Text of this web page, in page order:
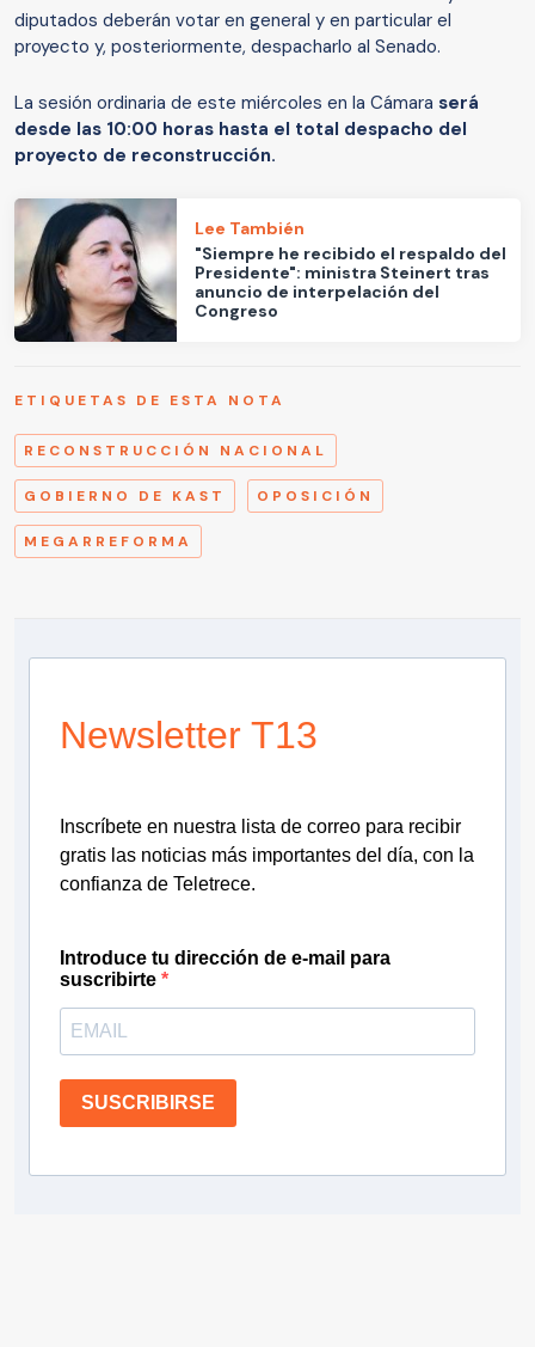
diputados deberán votar en general y en particular el
proyecto y, posteriormente, despacharlo al Senado.
La sesión ordinaria de este miércoles en la Cámara será
desde las 10:00 horas hasta el total despacho del
proyecto de reconstrucción.
Lee También
"Siempre he recibido el respaldo del
Presidente": ministra Steinert tras
anuncio de interpelación del
Congreso
ETIQUETAS DE ESTA NOTA
RECONSTRUCCIÓN NACIONAL
GOBIERNO DE KAST OPOSICIÓN
MEGARREFORMA
Newsletter T13
Inscríbete en nuestra lista de correo para recibir
gratis las noticias más importantes del día, con la
confianza de Teletrece.
Introduce tu dirección de e-mail para
suscribirte
SUSCRIBIRSE